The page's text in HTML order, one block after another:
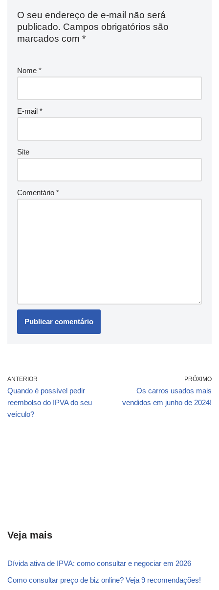
O seu endereço de e-mail não será
publicado. Campos obrigatórios são
marcados com *
Nome *
E-mail *
Site
Comentário *
ANTERIOR
Quando é possível pedir
reembolso do IPVA do seu
veículo?
PRÓXIMO
Os carros usados mais
vendidos em junho de 2024!
Veja mais
Dívida ativa de IPVA: como consultar e negociar em 2026
Como consultar preço de biz online? Veja 9 recomendações!